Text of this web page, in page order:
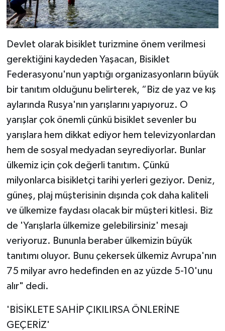
Devlet olarak bisiklet turizmine önem verilmesi
gerektiğini kaydeden Yaşacan, Bisiklet
Federasyonu'nun yaptığı organizasyonların büyük
bir tanıtım olduğunu belirterek, “Biz de yaz ve kış
aylarında Rusya'nın yarışlarını yapıyoruz. O
yarışlar çok önemli çünkü bisiklet sevenler bu
yarışlara hem dikkat ediyor hem televizyonlardan
hem de sosyal medyadan seyrediyorlar. Bunlar
ülkemiz için çok değerli tanıtım. Çünkü
milyonlarca bisikletçi tarihi yerleri geziyor. Deniz,
güneş, plaj müşterisinin dışında çok daha kaliteli
ve ülkemize faydası olacak bir müşteri kitlesi. Biz
de 'Yarışlarla ülkemize gelebilirsiniz' mesajı
veriyoruz. Bununla beraber ülkemizin büyük
tanıtımı oluyor. Bunu çekersek ülkemiz Avrupa'nın
75 milyar avro hedefinden en az yüzde 5-10'unu
alır" dedi.
'BİSİKLETE SAHİP ÇIKILIRSA ÖNLERİNE
GEÇERİZ'